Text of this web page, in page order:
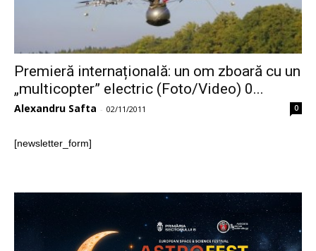
Premieră internațională: un om zboară cu un
„multicopter” electric (Foto/Video) 0...
Alexandru Safta - 02/11/2011 0
[newsletter_form]